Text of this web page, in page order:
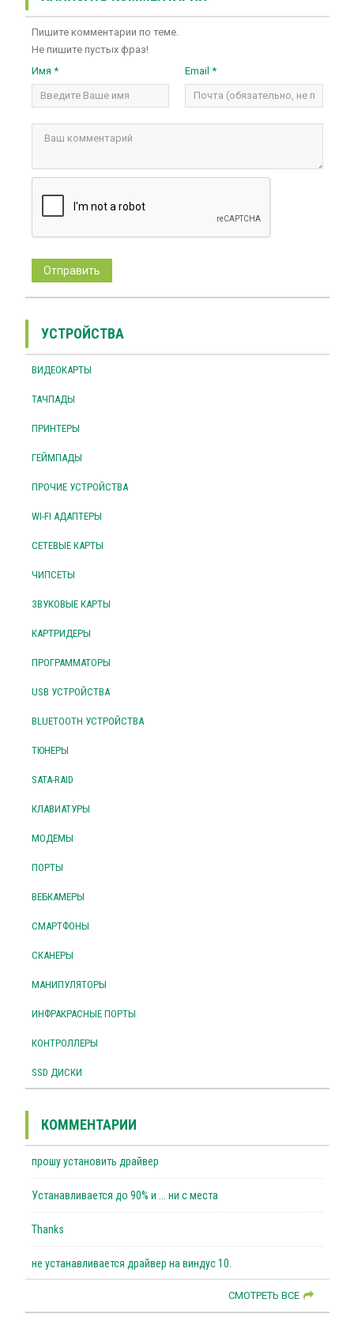
Пишите комментарии по теме.
Не пишите пустых фраз!
Имя *
Email *
УСТРОЙСТВА
ВИДЕОКАРТЫ
ТАЧПАДЫ
ПРИНТЕРЫ
ГЕЙМПАДЫ
ПРОЧИЕ УСТРОЙСТВА
WI-FI АДАПТЕРЫ
СЕТЕВЫЕ КАРТЫ
ЧИПСЕТЫ
ЗВУКОВЫЕ КАРТЫ
КАРТРИДЕРЫ
ПРОГРАММАТОРЫ
USB УСТРОЙСТВА
BLUETOOTH УСТРОЙСТВА
ТЮНЕРЫ
SATA-RAID
КЛАВИАТУРЫ
МОДЕМЫ
ПОРТЫ
ВЕБКАМЕРЫ
СМАРТФОНЫ
СКАНЕРЫ
МАНИПУЛЯТОРЫ
ИНФРАКРАСНЫЕ ПОРТЫ
КОНТРОЛЛЕРЫ
SSD ДИСКИ
КОММЕНТАРИИ
прошу установить драйвер
Устанавливается до 90% и ... ни с места
Thanks
не устанавливается драйвер на виндус 10.
СМОТРЕТЬ ВСЕ